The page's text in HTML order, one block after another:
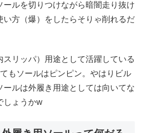
ールを切りつけながら暗闇走り抜け
い方（爆）をしたらそりゃ削れるだ
リッパ）用途として活躍している
もソールはピンピン。やはりビル
ールは外履き用途としては向いてな
しょうかw